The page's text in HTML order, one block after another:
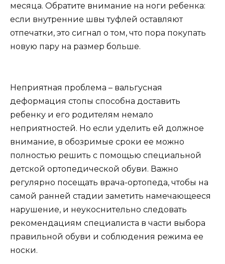
месяца. Обратите внимание на ноги ребенка:
если внутренние швы туфлей оставляют
отпечатки, это сигнал о том, что пора покупать
новую пару на размер больше.
Неприятная проблема – вальгусная
деформация стопы способна доставить
ребенку и его родителям немало
неприятностей. Но если уделить ей должное
внимание, в обозримые сроки ее можно
полностью решить с помощью специальной
детской ортопедической обуви. Важно
регулярно посещать врача-ортопеда, чтобы на
самой ранней стадии заметить намечающееся
нарушение, и неукоснительно следовать
рекомендациям специалиста в части выбора
правильной обуви и соблюдения режима ее
носки.